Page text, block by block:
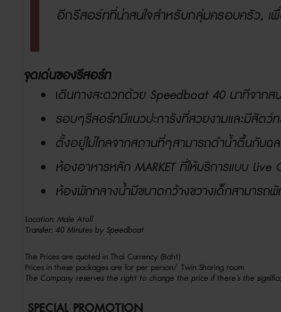
อีกรีสอร์ทที่น่าสนใจสำหรับกลุ่มครอบครัว, เ
จุดเด่นของรีสอร์ท
เดินทางสะดวกด้วย Speedboat 40 นาทีจากส
รอบๆรีสอร์ทมีแนวปะการังที่สวยงามและมีสัตว์ทะ
ตั้งอยู่ไม่ไกลจากสถานที่ๆสามารถดำน้ำตื้นกับฉ
ห้องอาหารหลัก MARKET ที่ให้บริการแบบ Live
ห้องพักกลางน้ำมีขนาดกว้างขวางเด็กสามารถ
Location: Male Atoll
Transfer: 40 Minutes by Speedboat
The Prices are quoted in Thai Currency (Baht)
Prices in these packages are for per person/ Twin Sharing room
The Company reserves the right to change the price if there’s the
SPECIAL PROMOTION